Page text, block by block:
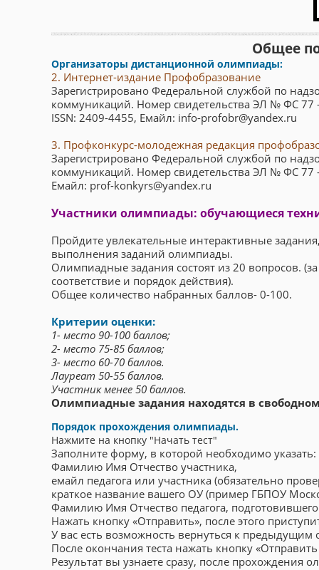
Общее
Организаторы дистанционной олимпиады:
2. Интернет-издание Профобразование
Зарегистрировано Федеральной службой по
коммуникаций. Номер свидетельства ЭЛ № ФС 77
ISSN: 2409-4455, Емайл: info-profobr@yandex.ru
3. Профконкурс-молодежная редакция
Зарегистрировано Федеральной службой по
коммуникаций. Номер свидетельства ЭЛ № ФС 77
Емайл: prof-konkyrs@yandex.ru
Участники олимпиады: обучающиеся
Пройдите увлекательные интерактивные
выполнения заданий олимпиады.
Олимпиадные задания состоят из 20 вопросов.
соответствие и порядок действия).
Общее количество набранных баллов- 0-100.
Критерии оценки:
1- место 90-100 баллов;
2- место 75-85 баллов;
3- место 60-70 баллов.
Лауреат 50-55 баллов.
Участник менее 50 баллов.
Олимпиадные задания находятся в
Порядок прохождения олимпиады.
Нажмите на кнопку "Начать тест"
Заполните форму, в которой необходимо указать:
Фамилию Имя Отчество участника,
емайл педагога или участника (обязательно
краткое название вашего ОУ (пример ГБПОУ
Фамилию Имя Отчество педагога, подготовившего
Нажать кнопку «Отправить», после этого
У вас есть возможность вернуться к предыдущим
После окончания теста нажать кнопку «Отправить
Результат вы узнаете сразу, после прохождения